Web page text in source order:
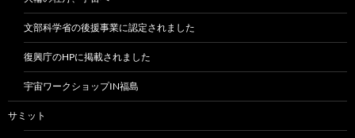
文部科学省の後援事業に認定されました
復興庁のHPに掲載されました
宇宙ワークショップIN福島
サミット